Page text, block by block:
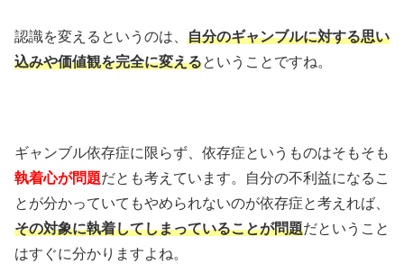
認識を変えるというのは、 自分のギャンブルに対する思い
込みや価値観を完全に変えるということですね。
ギャンブル依存症に限らず、依存症というものはそもそも
執着心が問題だとも考えています。自分の不利益になるこ
とが分かっていてもやめられないのが依存症と考えれば、
その対象に執着してしまっていることが問題だということ
はすぐに分かりますよね。